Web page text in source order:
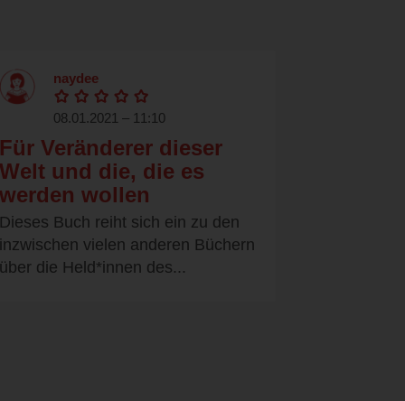
naydee
08.01.2021 – 11:10
Für Veränderer dieser
Welt und die, die es
werden wollen
Dieses Buch reiht sich ein zu den
inzwischen vielen anderen Büchern
über die Held*innen des...